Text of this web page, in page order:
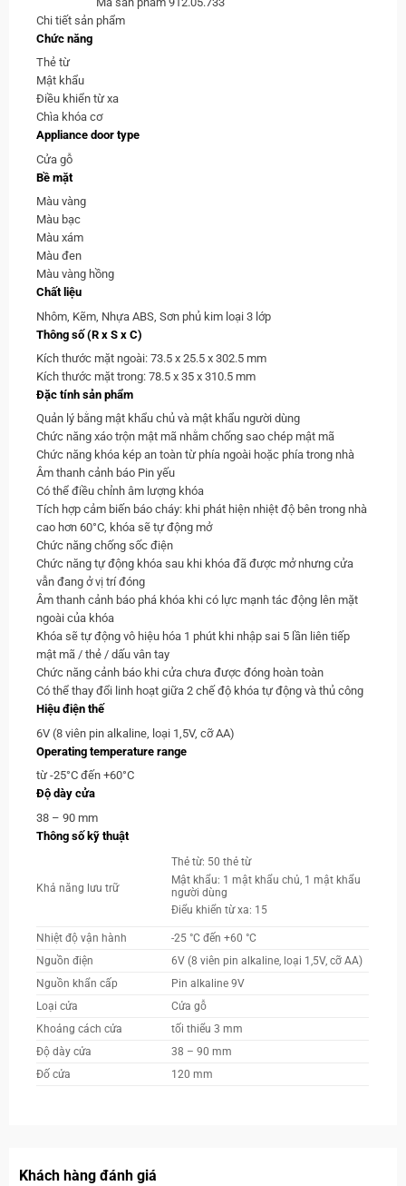
Chi tiết sản phẩm
Chức năng
Thẻ từ
Mật khẩu
Điều khiển từ xa
Chìa khóa cơ
Appliance door type
Cửa gỗ
Bề mặt
Màu vàng
Màu bạc
Màu xám
Màu đen
Màu vàng hồng
Chất liệu
Nhôm, Kẽm, Nhựa ABS, Sơn phủ kim loại 3 lớp
Thông số (R x S x C)
Kích thước mặt ngoài: 73.5 x 25.5 x 302.5 mm
Kích thước mặt trong: 78.5 x 35 x 310.5 mm
Đặc tính sản phẩm
Quản lý bằng mật khẩu chủ và mật khẩu người dùng
Chức năng xáo trộn mật mã nhằm chống sao chép mật mã
Chức năng khóa kép an toàn từ phía ngoài hoặc phía trong nhà
Âm thanh cảnh báo Pin yếu
Có thể điều chỉnh âm lượng khóa
Tích hợp cảm biến báo cháy: khi phát hiện nhiệt độ bên trong nhà
cao hơn 60°C, khóa sẽ tự động mở
Chức năng chống sốc điện
Chức năng tự động khóa sau khi khóa đã được mở nhưng cửa
vẫn đang ở vị trí đóng
Âm thanh cảnh báo phá khóa khi có lực mạnh tác động lên mặt
ngoài của khóa
Khóa sẽ tự động vô hiệu hóa 1 phút khi nhập sai 5 lần liên tiếp
mật mã / thẻ / dấu vân tay
Chức năng cảnh báo khi cửa chưa được đóng hoàn toàn
Có thể thay đổi linh hoạt giữa 2 chế độ khóa tự động và thủ công
Hiệu điện thế
6V (8 viên pin alkaline, loại 1,5V, cỡ AA)
Operating temperature range
từ -25°C đến +60°C
Độ dày cửa
38 – 90 mm
Thông số kỹ thuật
Khả năng lưu trữ
Thẻ từ: 50 thẻ từ
Mật khẩu: 1 mật khẩu chủ, 1 mật khẩu
người dùng
Điểu khiển từ xa: 15
Nhiệt độ vận hành
-25 °C đến +60 °C
Nguồn điện
6V (8 viên pin alkaline, loại 1,5V, cỡ AA)
Nguồn khẩn cấp
Pin alkaline 9V
Loại cửa
Cửa gỗ
Khoảng cách cửa
tối thiểu 3 mm
Độ dày cửa
38 – 90 mm
Đố cửa
120 mm
Khách hàng đánh giá